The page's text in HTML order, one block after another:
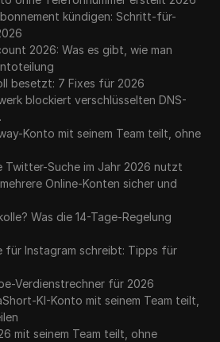
kündigen: Schritt-für-
2026: Was es gibt, wie man
besetzt: 7 Fixes für 2026
blockiert verschlüsselten DNS-
Konto mit seinem Team teilt, ohne
Twitter-Suche im Jahr 2026 nutzt
Online-Konten sicher und
Was die 14-Tage-Regelung
für Instagram schreibt: Tipps für
Verdienstrechner für 2026
KI-Konto mit seinem Team teilt,
mit seinem Team teilt, ohne